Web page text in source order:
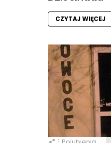
CZYTAJ WIĘCEJ